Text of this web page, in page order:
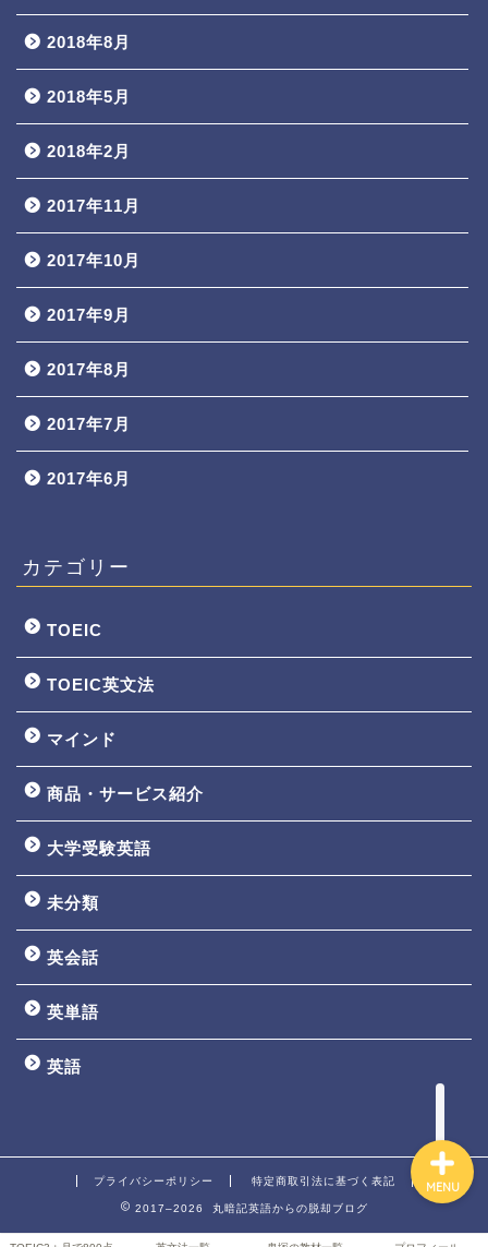
2018年8月
2018年5月
2018年2月
2017年11月
2017年10月
2017年9月
2017年8月
2017年7月
2017年6月
カテゴリー
TOEIC
TOEIC英文法
マインド
商品・サービス紹介
大学受験英語
未分類
英会話
英単語
英語
プライバシーポリシー 特定商取引法に基づく表記
2017–2026 丸暗記英語からの脱却ブログ
MENU
TOEIC3ヵ月で800点講座